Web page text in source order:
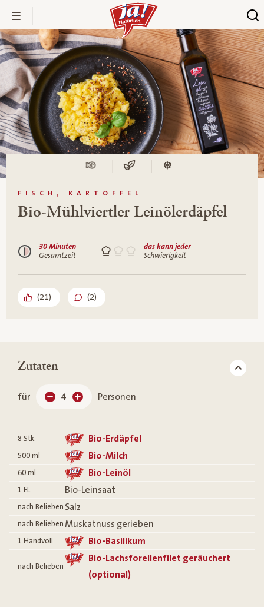
FISCH, KARTOFFEL
Bio-Mühlviertler Leinölerdäpfel
30 Minuten
Gesamtzeit
das kann jeder
Schwierigkeit
(21) (2)
Zutaten
für 4 Personen
8 Stk. Bio-Erdäpfel
500 ml Bio-Milch
60 ml Bio-Leinöl
1 EL Bio-Leinsaat
nach Belieben Salz
nach Belieben Muskatnuss gerieben
1 Handvoll Bio-Basilikum
nach Belieben
Bio-Lachsforellenfilet geräuchert
(optional)